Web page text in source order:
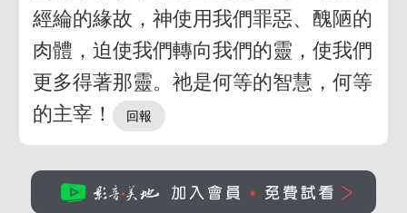
經綸的緣故，神使用我們罪惡、醜陋的
肉體，迫使我們轉向我們的靈，使我們
更多得著那靈。祂是何等的智慧，何等
的主宰！